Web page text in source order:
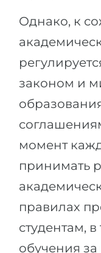
Однако, к
законом и
момент
принимать
правилах
студентам,
обучения